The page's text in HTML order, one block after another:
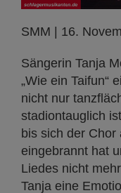
SMM | 16.
Sängerin Tanja
„Wie ein Taifun“
nicht nur
stadiontauglich
bis sich der Chor
eingebrannt hat
Liedes nicht
Tanja eine